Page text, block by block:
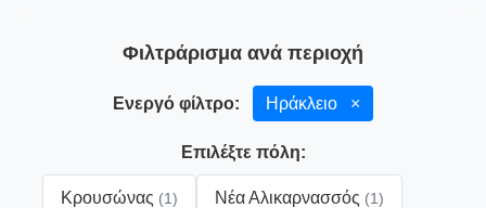
Φιλτράρισμα ανά περιοχή
Ενεργό φίλτρο: Ηράκλειο ×
Επιλέξτε πόλη:
Κρουσώνας (1) Νέα Αλικαρνασσός (1)